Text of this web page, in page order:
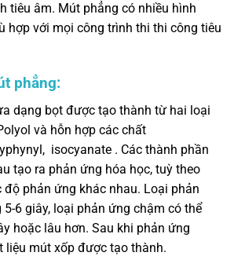
tiêu âm. Mút phẳng có nhiều hình
hợp với mọi công trình thi thi công tiêu
phẳng:
dạng bọt được tạo thành từ hai loại
và hỗn hợp các chất
isocyanate . Các thành phần
tạo ra phản ứng hóa học, tuỳ theo
phản ứng khác nhau. Loại phản
6 giây, loại phản ứng chậm có thể
hoặc lâu hơn. Sau khi phản ứng
liệu mút xốp được tạo thành.